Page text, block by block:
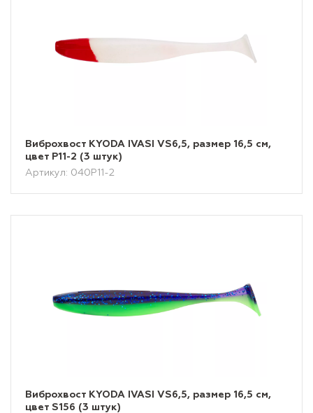
Виброхвост KYODA IVASI VS6,5, размер 16,5 см,
цвет P11-2 (3 штук)
Артикул: 040P11-2
Виброхвост KYODA IVASI VS6,5, размер 16,5 см,
цвет S156 (3 штук)